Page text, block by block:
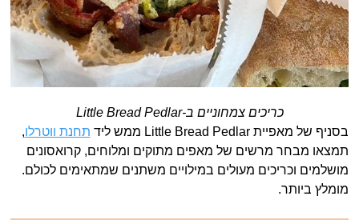
כריכים צמחוניים ב-Little Bread Pedlar
בסניף של מאפיית Little Bread Pedlar ממש ליד
תחנת ווטרלו,
תמצאו מבחר מרשים של מאפים מתוקים ומלוחים, קרואסונים
מושלמים וכריכים מעולים במילויים משתנים שמתאימים לכולם.
מומלץ ביותר.